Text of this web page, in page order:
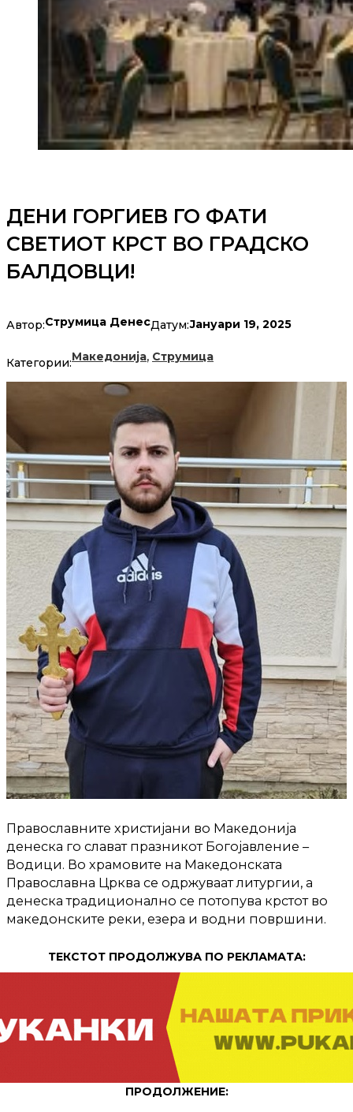
ДЕНИ ГОРГИЕВ ГО ФАТИ
СВЕТИОТ КРСТ ВО ГРАДСКО
БАЛДОВЦИ!
Автор:Струмица ДенесДатум:Јануари 19, 2025
Категории:Македонија, Струмица
Православните христијани во Македонија
денеска го слават празникот Богојавление –
Водици. Во храмовите на Македонската
Православна Црква се одржуваат литургии, а
денеска традиционално се потопува крстот во
македонските реки, езера и водни површини.
ТЕКСТОТ ПРОДОЛЖУВА ПО РЕКЛАМАТА:
ПРОДОЛЖЕНИЕ: